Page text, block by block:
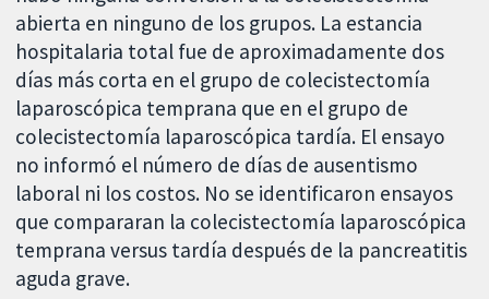
abierta en ninguno de los grupos. La estancia
hospitalaria total fue de aproximadamente dos
días más corta en el grupo de colecistectomía
laparoscópica temprana que en el grupo de
colecistectomía laparoscópica tardía. El ensayo
no informó el número de días de ausentismo
laboral ni los costos. No se identificaron ensayos
que compararan la colecistectomía laparoscópica
temprana versus tardía después de la pancreatitis
aguda grave.